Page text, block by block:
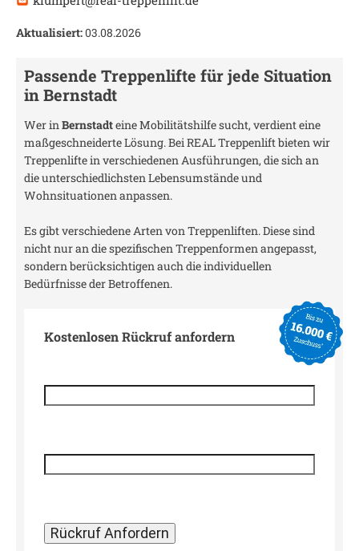
Aktualisiert:03.08.2026
Passende Treppenlifte für jede Situation
inBernstadt
Wer inBernstadteine Mobilitätshilfe sucht, verdient eine
maßgeschneiderte Lösung. Bei REAL Treppenlift bieten wir
Treppenlifte in verschiedenen Ausführungen, die sich an
die unterschiedlichsten Lebensumstände und
Wohnsituationen anpassen.
Es gibt verschiedene Arten von Treppenliften. Diese sind
nicht nur an die spezifischen Treppenformen angepasst,
sondern berücksichtigen auch die individuellen
Bedürfnisse der Betroffenen.
Kostenlosen Rückruf anfordern